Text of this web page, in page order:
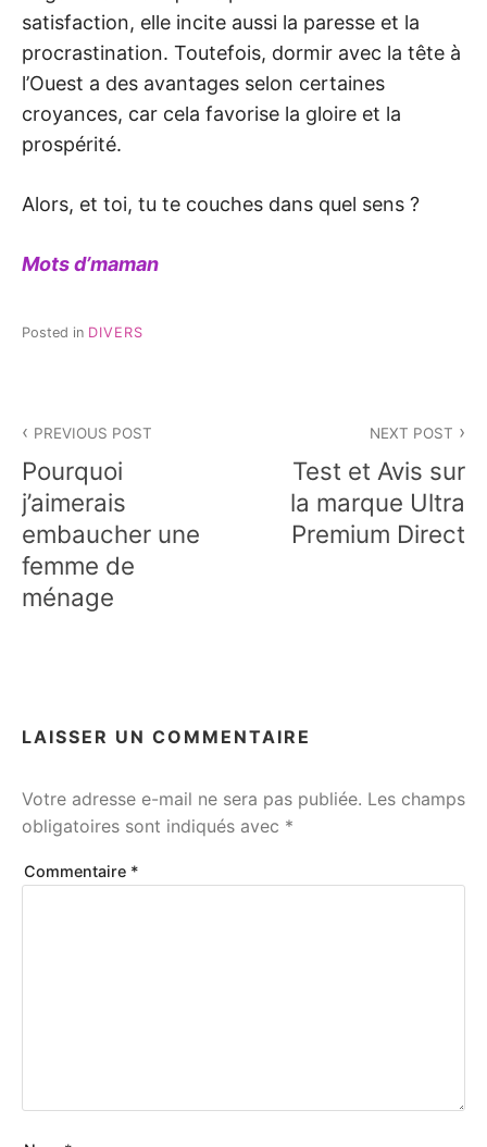
satisfaction, elle incite aussi la paresse et la
procrastination. Toutefois, dormir avec la tête à
l’Ouest a des avantages selon certaines
croyances, car cela favorise la gloire et la
prospérité.
Alors, et toi, tu te couches dans quel sens ?
Mots d’maman
Posted in DIVERS
de
l’article
PREVIOUS POST
Pourquoi
j’aimerais
embaucher une
femme de
ménage
NEXT POST
Test et Avis sur
la marque Ultra
Premium Direct
LAISSER UN COMMENTAIRE
Votre adresse e-mail ne sera pas publiée. Les champs
obligatoires sont indiqués avec *
Commentaire *